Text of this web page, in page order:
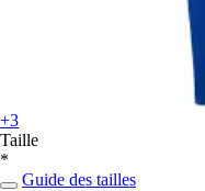
+3
Taille
*
Guide des tailles